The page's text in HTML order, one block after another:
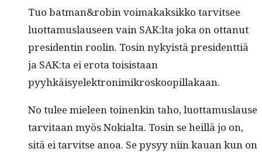
Tuo batman&robin voimakak­sikko tarvit­see
luot­ta­mus­lauseen vain SAK:lta joka on ottanut
pres­i­dentin roolin. Tosin nyky­istä pres­i­dent­tiä
ja SAK:ta ei ero­ta toi­sis­taan
pyyhkäisyelektronimikroskoopillakaan.
No tulee mieleen toinenkin taho, luot­ta­mus­lause
tarvi­taan myös Nokial­ta. Tosin se heil­lä jo on,
sitä ei tarvitse anoa. Se pysyy niin kauan kun on